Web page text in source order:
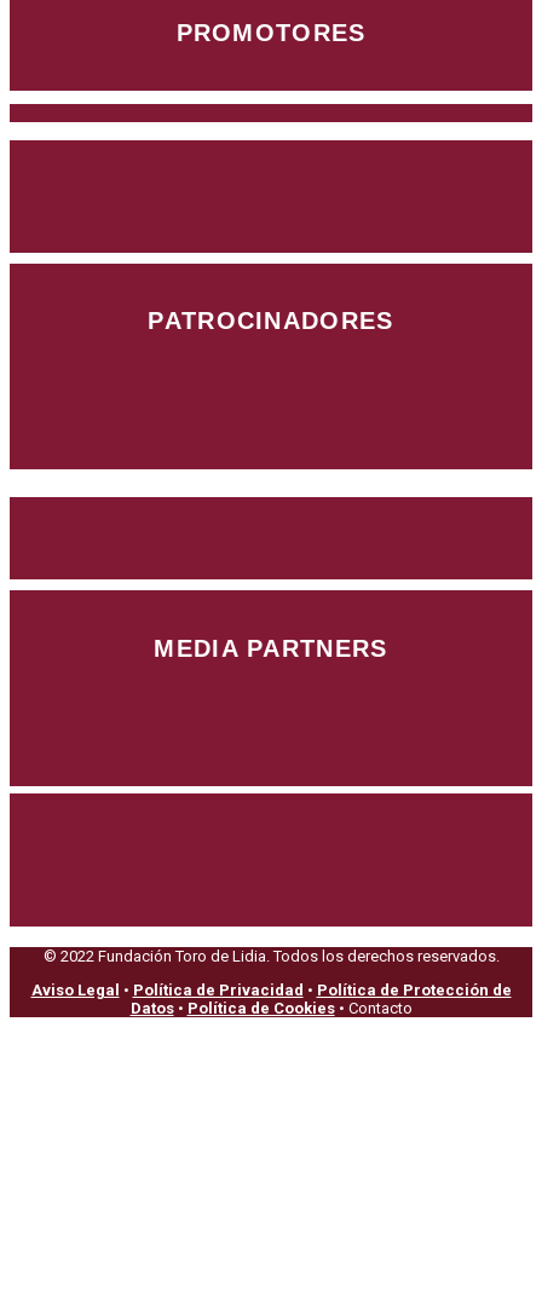
PROMOTORES
PATROCINADORES
MEDIA PARTNERS
© 2022 Fundación Toro de Lidia. Todos los derechos reservados.
Aviso Legal • Política de Privacidad • Política de Protección de
Datos• Política de Cookies• Contacto